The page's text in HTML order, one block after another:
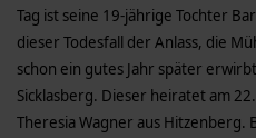
Tag ist seine 19-jährige Tochter
dieser Todesfall der Anlass, die
schon ein gutes Jahr später
Sicklasberg. Dieser heiratet am
Theresia Wagner aus Hitzenberg.